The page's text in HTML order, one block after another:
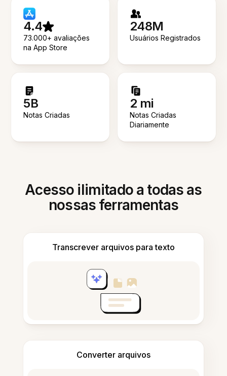
4.4
73.000+ avaliações
na App Store
248M
Usuários Registrados
5B
Notas Criadas
2 mi
Notas Criadas
Diariamente
Acesso ilimitado a todas as
nossas ferramentas
Transcrever arquivos para texto
Converter arquivos